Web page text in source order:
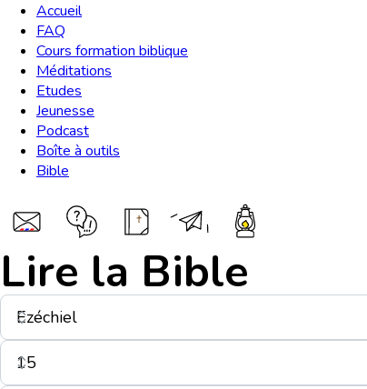
Accueil
FAQ
Cours formation biblique
Méditations
Etudes
Jeunesse
Podcast
Boîte à outils
Bible
Lire la Bible